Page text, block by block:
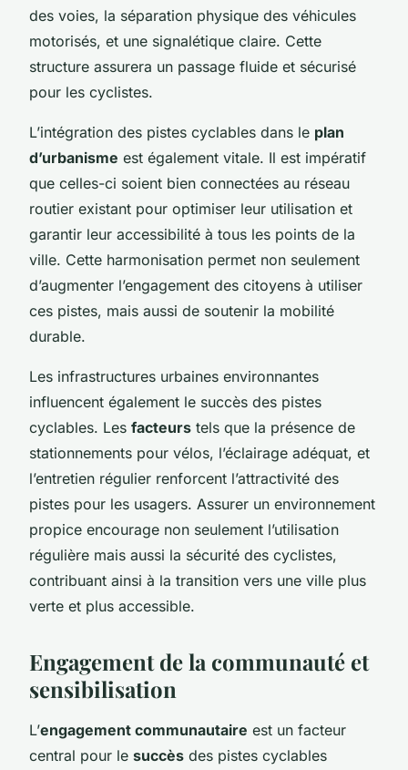
des voies, la séparation physique des véhicules
motorisés, et une signalétique claire. Cette
structure assurera un passage fluide et sécurisé
pour les cyclistes.
L’intégration des pistes cyclables dans le plan
d’urbanisme est également vitale. Il est impératif
que celles-ci soient bien connectées au réseau
routier existant pour optimiser leur utilisation et
garantir leur accessibilité à tous les points de la
ville. Cette harmonisation permet non seulement
d’augmenter l’engagement des citoyens à utiliser
ces pistes, mais aussi de soutenir la mobilité
durable.
Les infrastructures urbaines environnantes
influencent également le succès des pistes
cyclables. Les facteurs tels que la présence de
stationnements pour vélos, l’éclairage adéquat, et
l’entretien régulier renforcent l’attractivité des
pistes pour les usagers. Assurer un environnement
propice encourage non seulement l’utilisation
régulière mais aussi la sécurité des cyclistes,
contribuant ainsi à la transition vers une ville plus
verte et plus accessible.
Engagement de la communauté et
sensibilisation
L’engagement communautaire est un facteur
central pour le succès des pistes cyclables